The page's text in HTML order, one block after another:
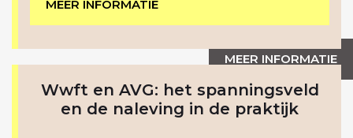
MEER INFORMATIE
MEER INFORMATIE
Wwft en AVG: het spanningsveld
en de naleving in de praktijk